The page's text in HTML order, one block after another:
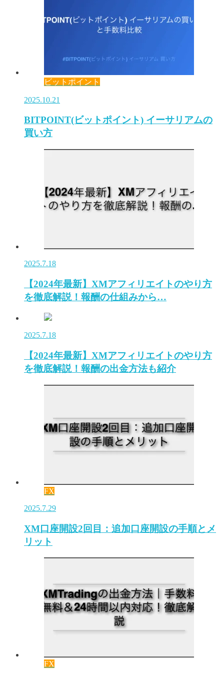
ビットポイント
2025.10.21
BITPOINT(ビットポイント) イーサリアムの
買い方
2025.7.18
【2024年最新】XMアフィリエイトのやり方
を徹底解説！報酬の仕組みから…
2025.7.18
【2024年最新】XMアフィリエイトのやり方
を徹底解説！報酬の出金方法も紹介
FX
2025.7.29
XM口座開設2回目：追加口座開設の手順とメ
リット
FX